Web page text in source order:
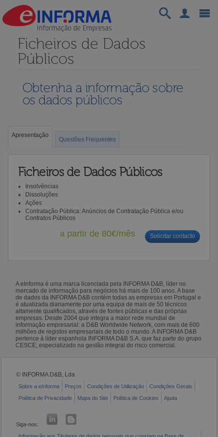
Ficheiros de Dados
Públicos
Obtenha a informação sobre
os dados públicos
Apresentação
Questões Frequentes
Ficheiros de Dados Públicos
Insolvências
Dissoluções
Ações
Contratação Pública: Anúncios de Contratação Pública e/ou
Contratos Públicos
a partir de 80€/mês Solicitar contacto
A eInforma é uma marca licenciada pela INFORMA D&B, líder no
mercado de informação para negócios há mais de 100 anos. A base
de dados da INFORMA D&B contém todas as empresas em Portugal e
é atualizada diariamente por uma equipa de mais de 50 técnicos
altamente qualificados, através de fontes públicas e das próprias
empresas. Desde 2004 que integra a maior rede mundial de
informação empresarial: a D&B Worldwide Network, com mais de 600
milhões de registos empresariais de todo o mundo. A INFORMA D&B
pertence à líder espanhola INFORMA D&B S.A. que faz parte do grupo
CESCE, especializado na gestão integral do risco comercial.
© INFORMA D&B, Lda
Sobre a eInforma Preços Condições de Utilização
Condições Gerais
Política de Privacidade
Mapa do Site Política de Cookies Ajuda
Siga-nos: